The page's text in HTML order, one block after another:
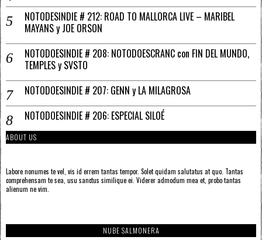
NOTODESINDIE # 212: ROAD TO MALLORCA LIVE – MARIBEL
MAYANS y JOE ORSON
NOTODOESINDIE # 208: NOTODOESCRANC con FIN DEL MUNDO,
TEMPLES y SVSTO
NOTODOESINDIE # 207: GENN y LA MILAGROSA
NOTODOESINDIE # 206: ESPECIAL SILOÉ
ABOUT US
Labore nonumes te vel, vis id errem tantas tempor. Solet quidam salutatus at quo. Tantas
comprehensam te sea, usu sanctus similique ei. Viderer admodum mea et, probo tantas
alienum ne vim.
NUBE SALMONERA